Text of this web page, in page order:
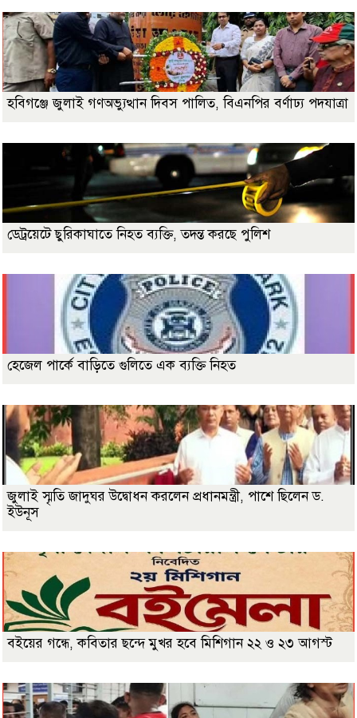
হবিগঞ্জে জুলাই গণঅভ্যুত্থান দিবস পালিত, বিএনপির বর্ণাঢ্য পদযাত্রা
ডেট্রয়েটে ছুরিকাঘাতে নিহত ব্যক্তি, তদন্ত করছে পুলিশ
হেজেল পার্কে বাড়িতে গুলিতে এক ব্যক্তি নিহত
জুলাই স্মৃতি জাদুঘর উদ্বোধন করলেন প্রধানমন্ত্রী, পাশে ছিলেন ড.
ইউনূস
বইয়ের গন্ধে, কবিতার ছন্দে মুখর হবে মিশিগান ২২ ও ২৩ আগস্ট